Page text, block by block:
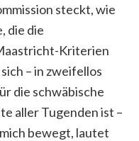
steckt, wie
die die
Kriterien
– in zweifellos
die schwäbische
aller Tugenden ist –
bewegt, lautet